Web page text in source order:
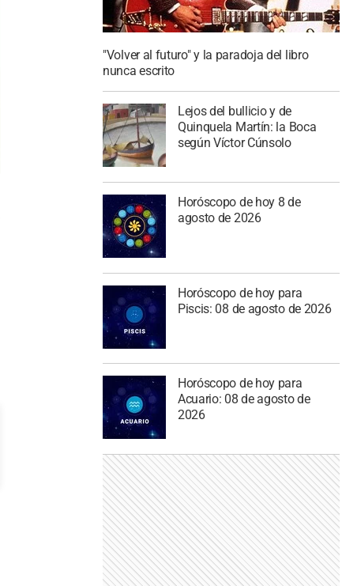
"Volver al futuro" y la paradoja del libro
nunca escrito
Lejos del bullicio y de
Quinquela Martín: la Boca
según Víctor Cúnsolo
Horóscopo de hoy 8 de
agosto de 2026
Horóscopo de hoy para
Piscis: 08 de agosto de 2026
Horóscopo de hoy para
Acuario: 08 de agosto de
2026